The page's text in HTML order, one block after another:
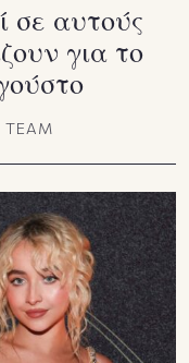
σε αυτούς
για το
TEAM